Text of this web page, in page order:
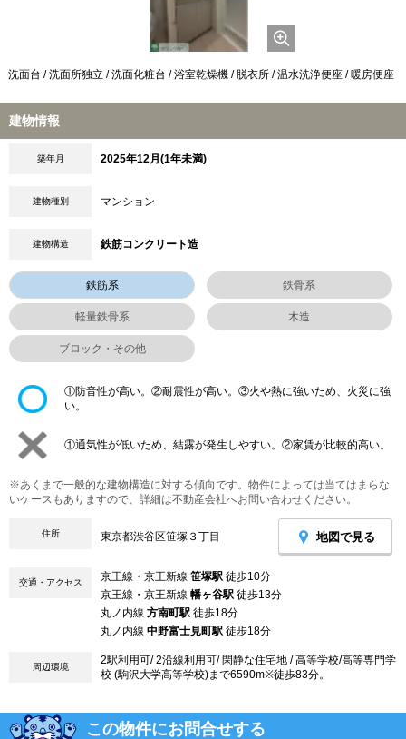
洗面台 / 洗面所独立 / 洗面化粧台 / 浴室乾燥機 / 脱衣所 / 温水洗浄便座 / 暖房便座
建物情報
築年月 2025年12月(1年未満)
建物種別 マンション
建物構造 鉄筋コンクリート造
鉄筋系 鉄骨系
軽量鉄骨系 木造
ブロック・その他
①防音性が高い。②耐震性が高い。③火や熱に強いため、火災に強
い。
①通気性が低いため、結露が発生しやすい。②家賃が比較的高い。
※あくまで一般的な建物構造に対する傾向です。物件によっては当てはまらな
いケースもありますので、詳細は不動産会社へお問い合わせください。
住所 東京都渋谷区笹塚３丁目 地図で見る
交通・アクセス 京王線・京王新線 笹塚駅 徒歩10分
京王線・京王新線 幡ヶ谷駅 徒歩13分
丸ノ内線 方南町駅 徒歩18分
丸ノ内線 中野富士見町駅 徒歩18分
周辺環境
2駅利用可/ 2沿線利用可/ 閑静な住宅地 / 高等学校/高等専門学
校 (駒沢大学高等学校)まで6590m※徒歩83分。
この物件にお問合せする